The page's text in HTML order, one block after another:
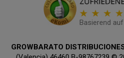
Basierend
GROWBARATO